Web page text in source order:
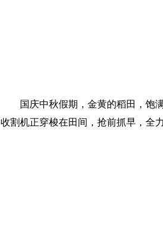
国庆中秋假期，金黄的稻田，饱满
收割机正穿梭在田间，抢前抓早，全